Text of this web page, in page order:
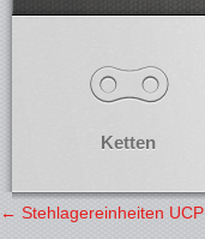
Ketten
← Stehlagereinheiten UCP